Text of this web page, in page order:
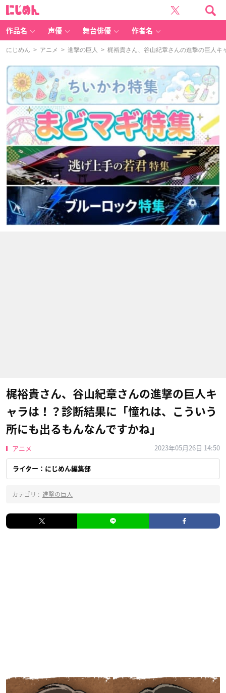
作品名 声優 舞台俳優 作者名
にじめん > アニメ > 進撃の巨人 > 梶裕貴さん、谷山紀章さんの進撃の巨人キ
梶裕貴さん、谷山紀章さんの進撃の巨人キ
ャラは！？診断結果に「憧れは、こういう
所にも出るもんなんですかね」
アニメ 2023年05月26日 14:50
ライター：にじめん編集部
カテゴリ : 進撃の巨人